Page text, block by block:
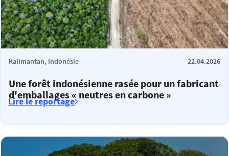
Kalimantan, Indonésie 22.04.2026
Une forêt indonésienne rasée pour un fabricant
d'emballages « neutres en carbone »
Lire le reportage